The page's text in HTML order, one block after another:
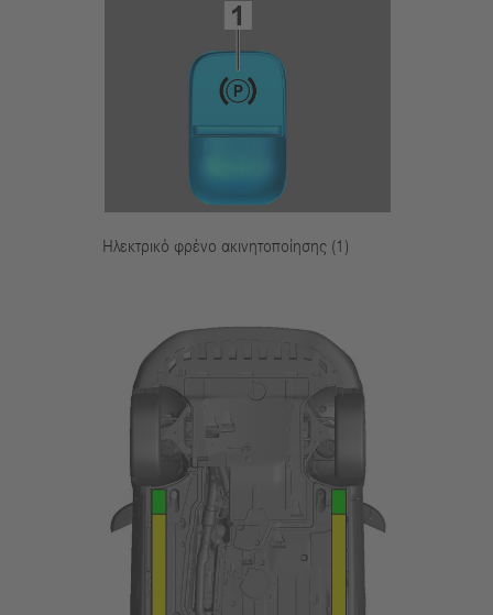
Ηλεκτρικό φρένο ακινητοποίησης (1)